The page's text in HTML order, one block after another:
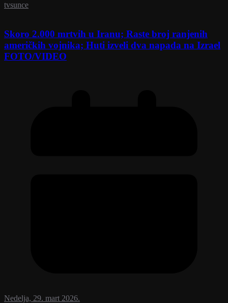
tvsunce
Skoro 2.000 mrtvih u Iranu; Raste broj ranjenih
američkih vojnika; Huti izveli dva napada na Izrael
FOTO/VIDEO
Nedelja, 29. mart 2026.